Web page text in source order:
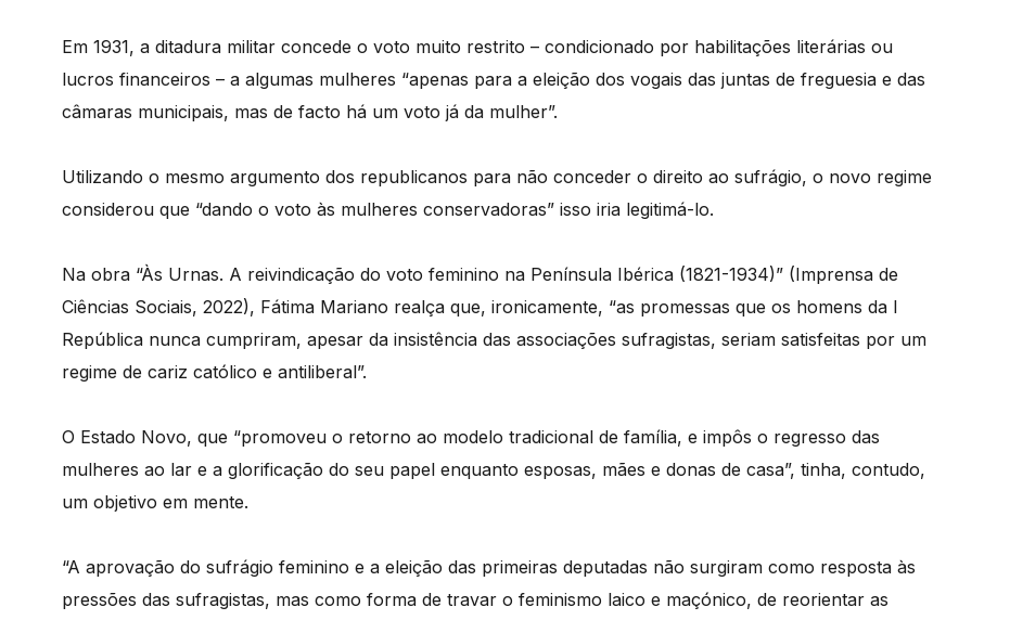
Em 1931, a ditadura militar concede o voto muito restrito – condicionado por habilitações literárias ou
lucros financeiros – a algumas mulheres “apenas para a eleição dos vogais das juntas de freguesia e das
câmaras municipais, mas de facto há um voto já da mulher”.
Utilizando o mesmo argumento dos republicanos para não conceder o direito ao sufrágio, o novo regime
considerou que “dando o voto às mulheres conservadoras” isso iria legitimá-lo.
Na obra “Às Urnas. A reivindicação do voto feminino na Península Ibérica (1821-1934)” (Imprensa de
Ciências Sociais, 2022), Fátima Mariano realça que, ironicamente, “as promessas que os homens da I
República nunca cumpriram, apesar da insistência das associações sufragistas, seriam satisfeitas por um
regime de cariz católico e antiliberal”.
O Estado Novo, que “promoveu o retorno ao modelo tradicional de família, e impôs o regresso das
mulheres ao lar e a glorificação do seu papel enquanto esposas, mães e donas de casa”, tinha, contudo,
um objetivo em mente.
“A aprovação do sufrágio feminino e a eleição das primeiras deputadas não surgiram como resposta às
pressões das sufragistas, mas como forma de travar o feminismo laico e maçónico, de reorientar as